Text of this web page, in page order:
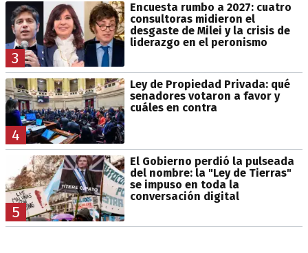
3
Encuesta rumbo a 2027: cuatro
consultoras midieron el
desgaste de Milei y la crisis de
liderazgo en el peronismo
4
Ley de Propiedad Privada: qué
senadores votaron a favor y
cuáles en contra
5
El Gobierno perdió la pulseada
del nombre: la "Ley de Tierras"
se impuso en toda la
conversación digital